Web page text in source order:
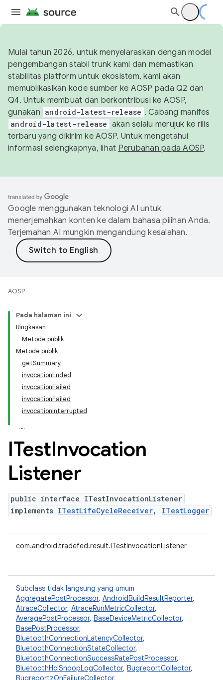
Mulai tahun 2026, untuk menyelaraskan dengan model
pengembangan stabil trunk kami dan memastikan
stabilitas platform untuk ekosistem, kami akan
memublikasikan kode sumber ke AOSP pada Q2 dan
Q4. Untuk membuat dan berkontribusi ke AOSP,
gunakan android-latest-release . Cabang manifes
android-latest-release akan selalu merujuk ke rilis
terbaru yang dikirim ke AOSP. Untuk mengetahui
informasi selengkapnya, lihat Perubahan pada AOSP.
Google menggunakan teknologi AI untuk
menerjemahkan konten ke dalam bahasa pilihan Anda.
Terjemahan AI mungkin mengandung kesalahan.
AOSP
Pada halaman ini
Ringkasan
Metode publik
Metode publik
getSummary
invocationEnded
invocationFailed
invocationFailed
invocationInterrupted
ITestInvocation
Listener
public interface ITestInvocationListener
implements ITestLifeCycleReceiver, ITestLogger
com.android.tradefed.result.ITestInvocationListener
Subclass tidak langsung yang umum
AggregatePostProcessor, AndroidBuildResultReporter,
AtraceCollector, AtraceRunMetricCollector,
AveragePostProcessor, BaseDeviceMetricCollector,
BasePostProcessor,
BluetoothConnectionLatencyCollector,
BluetoothConnectionStateCollector,
BluetoothConnectionSuccessRatePostProcessor,
BluetoothHciSnoopLogCollector, BugreportCollector,
BugreportzOnFailureCollector,